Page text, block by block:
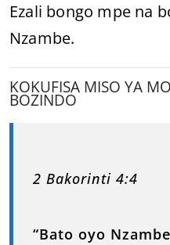
Ezali bongo mpe na
Nzambe.
KOKUFISA MISO YA
BOZINDO
2 Bakorinti 4:4
“Bato oyo